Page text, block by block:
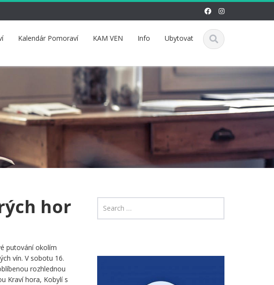
Kalendár Pomoraví KAM VEN Info Ubytovat
hor
putování okolím
vín. V sobotu 16.
rozhlednou
Kraví hora, Kobylí s